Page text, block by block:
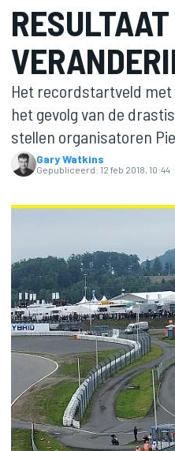
MOTOGP
INDYCAR
Het recordstartveld met
het gevolg van de
stellen organisatoren
Gary Watkins
Gepubliceerd: 12 feb 2018, 10:44